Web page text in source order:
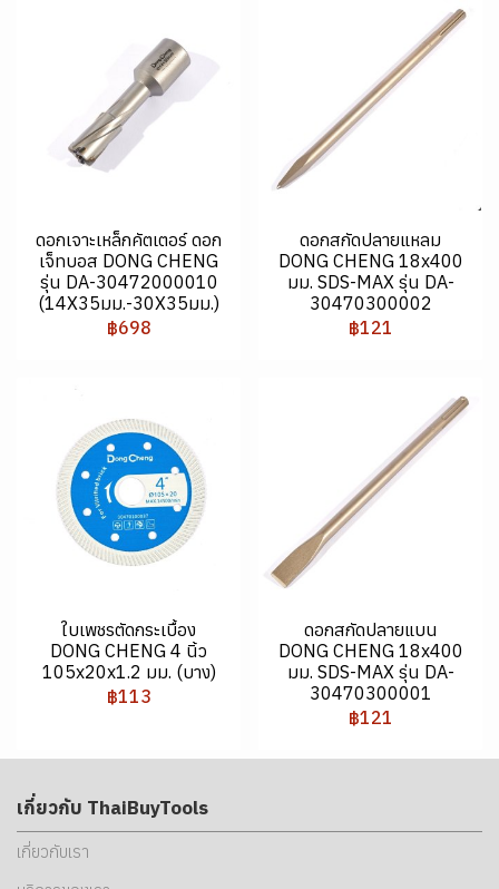
ดอกเจาะเหล็กคัตเตอร์ ดอก
เจ็ทบอส DONG CHENG
รุ่น DA-30472000010
(14X35มม.-30X35มม.)
฿698
ดอกสกัดปลายแหลม
DONG CHENG 18x400
มม. SDS-MAX รุ่น DA-
30470300002
฿121
ใบเพชรตัดกระเบื้อง
DONG CHENG 4 นิ้ว
105x20x1.2 มม. (บาง)
฿113
ดอกสกัดปลายแบน
DONG CHENG 18x400
มม. SDS-MAX รุ่น DA-
30470300001
฿121
เกี่ยวกับ ThaiBuyTools
เกี่ยวกับเรา